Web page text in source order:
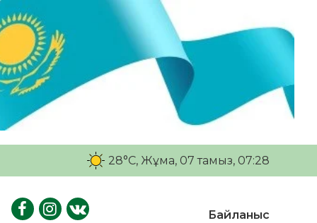
28°C, Жұма, 07 тамыз, 07:28
Байланыс